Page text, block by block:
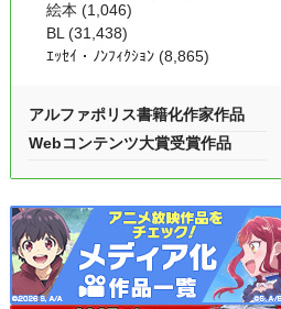
絵本 (1,046)
BL (31,438)
ｴｯｾｲ・ﾉﾝﾌｨｸｼｮﾝ (8,865)
アルファポリス書籍化作家作品
Webコンテンツ大賞受賞作品